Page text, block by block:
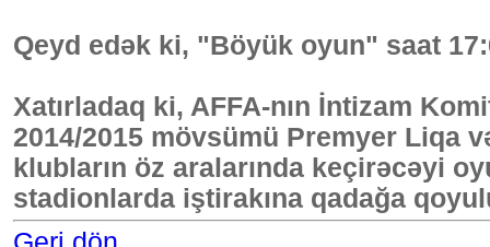
Qeyd edək ki, "Böyük oyun" saat
Xatırladaq ki, AFFA-nın İntizam
2014/2015 mövsümü Premyer Liqa
klubların öz aralarında keçirəcəyi
stadionlarda iştirakına qadağa